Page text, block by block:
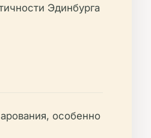
Эдинбурга
особенно